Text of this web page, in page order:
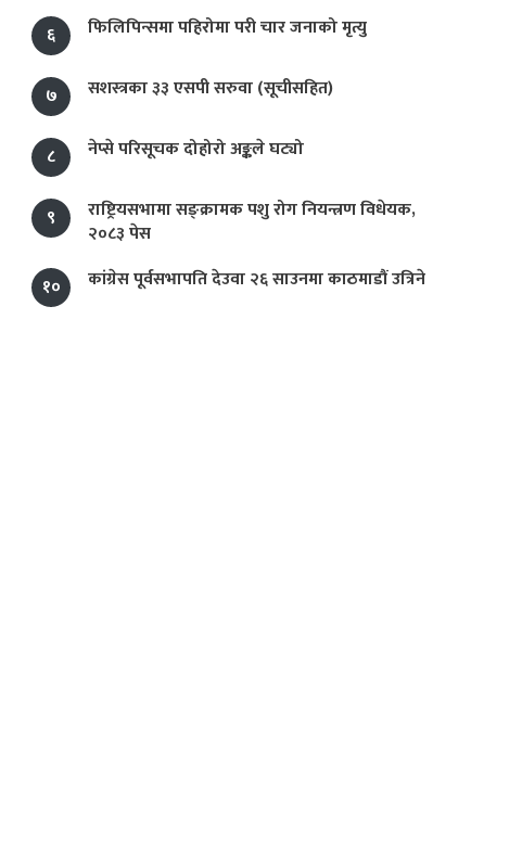
६
फिलिपिन्समा पहिरोमा परी चार जनाको मृत्यु
७ सशस्त्रका ३३ एसपी सरुवा (सूचीसहित)
८ नेप्से परिसूचक दोहोरो अङ्कले घट्यो
९
राष्ट्रियसभामा सङ्क्रामक पशु रोग नियन्त्रण विधेयक,
२०८३ पेस
१०
कांग्रेस पूर्वसभापति देउवा २६ साउनमा काठमाडौं उत्रिने